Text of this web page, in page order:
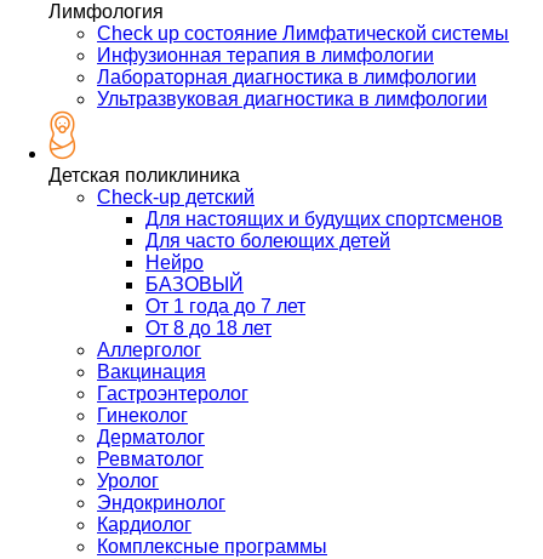
Лимфология
Check up состояние Лимфатической системы
Инфузионная терапия в лимфологии
Лабораторная диагностика в лимфологии
Ультразвуковая диагностика в лимфологии
Детская поликлиника
Check-up детский
Для настоящих и будущих спортсменов
Для часто болеющих детей
Нейро
БАЗОВЫЙ
От 1 года до 7 лет
От 8 до 18 лет
Аллерголог
Вакцинация
Гастроэнтеролог
Гинеколог
Дерматолог
Ревматолог
Уролог
Эндокринолог
Кардиолог
Комплексные программы